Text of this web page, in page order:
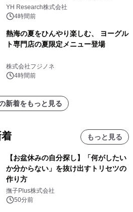
YH Research株式会社
4時間前
熱海の夏をひんやり楽しむ、 ヨーグル
ト専門店の夏限定メニュー登場
株式会社フジノネ
4時間前
新着をもっと見る
もっと見る
【お盆休みの自分探し】「何がしたい
か分からない」を抜け出すトリセツの
作り方
撫子Plus株式会社
50分前